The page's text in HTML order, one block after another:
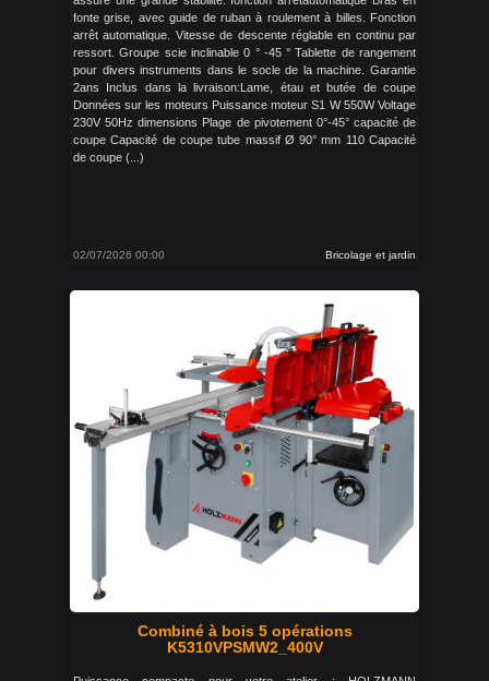
fonte grise, avec guide de ruban à roulement à billes. Fonction
arrêt automatique. Vitesse de descente réglable en continu par
ressort. Groupe scie inclinable 0 ° -45 ° Tablette de rangement
pour divers instruments dans le socle de la machine. Garantie
2ans Inclus dans la livraison:Lame, étau et butée de coupe
Données sur les moteurs Puissance moteur S1 W 550W Voltage
230V 50Hz dimensions Plage de pivotement 0°-45° capacité de
coupe Capacité de coupe tube massif Ø 90° mm 110 Capacité
de coupe (...)
02/07/2026 00:00 Bricolage et jardin
Combiné à bois 5 opérations
K5310VPSMW2_400V